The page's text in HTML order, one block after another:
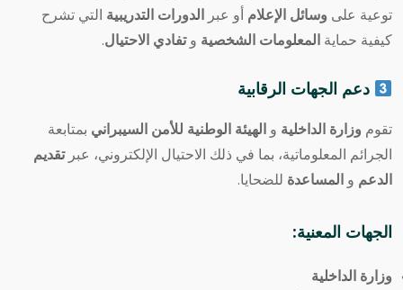
توعية على وسائل الإعلام أو عبر الدورات التدريبية التي تشرح
كيفية حماية المعلومات الشخصية وتفادي الاحتيال.
دعم الجهات الرقابية
تقوم وزارة الداخلية و الهيئة الوطنية للأمن السيبراني بمتابعة
الجرائم المعلوماتية، بما في ذلك الاحتيال الإلكتروني، عبرتقديم
الدعم و المساعدة للضحايا.
الجهات المعنية:
وزارة الداخلية